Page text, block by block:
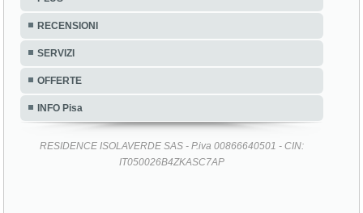
RECENSIONI
SERVIZI
OFFERTE
INFO Pisa
RESIDENCE ISOLAVERDE SAS - P.iva 00866640501 - CIN:
IT050026B4ZKASC7AP